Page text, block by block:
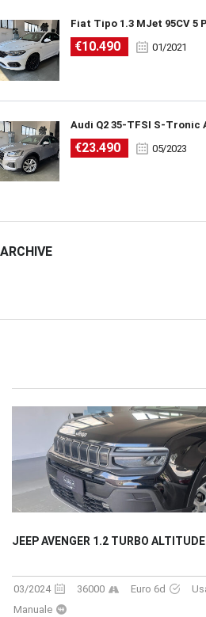
Fiat Tipo 1.3 MJet 95CV 5
€10.490 01/2021
Audi Q2 35-TFSI S-Tronic
€23.490 05/2023
ARCHIVE
JEEP AVENGER 1.2 TURBO ALTITUDE
03/2024 36000 Euro 6d
Manuale